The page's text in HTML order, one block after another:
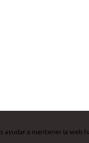
ayudar a mantener la web